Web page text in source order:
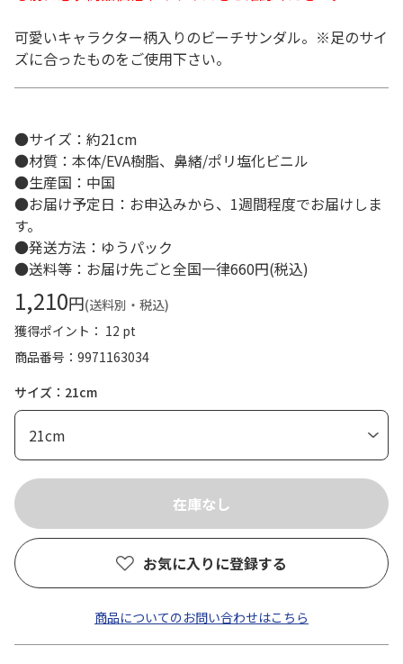
可愛いキャラクター柄入りのビーチサンダル。※足のサイ
ズに合ったものをご使用下さい。
●サイズ：約21cm
●材質：本体/EVA樹脂、鼻緒/ポリ塩化ビニル
●生産国：中国
●お届け予定日：お申込みから、1週間程度でお届けしま
す。
●発送方法：ゆうパック
●送料等：お届け先ごと全国一律660円(税込)
1,210円(送料別・税込)
獲得ポイント： 12 pt
商品番号
9971163034
サイズ：21cm
お気に入りに登録する
商品についてのお問い合わせはこちら